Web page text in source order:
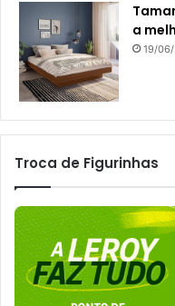
a
19/
Troca de Figurinhas